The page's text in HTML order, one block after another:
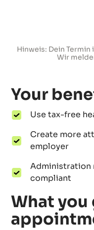
Hinweis: Dein
Wir
Your
Use tax-free
Create more
employer
Administration
compliant
What you